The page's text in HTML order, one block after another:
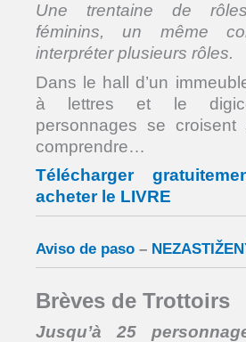
Une trentaine de
féminins, un même
interpréter plusieurs rôles.
Dans le hall d’un
à lettres et le
personnages se
comprendre…
Télécharger
acheter le LIVRE
Aviso de paso –
Brèves de Trottoirs
Jusqu’à 25